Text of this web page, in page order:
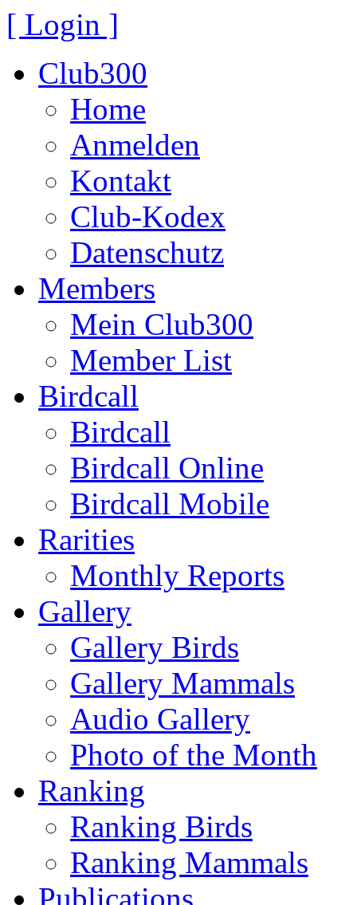
[ Login ]
Club300
Home
Anmelden
Kontakt
Club-Kodex
Datenschutz
Members
Mein Club300
Member List
Birdcall
Birdcall
Birdcall Online
Birdcall Mobile
Rarities
Monthly Reports
Gallery
Gallery Birds
Gallery Mammals
Audio Gallery
Photo of the Month
Ranking
Ranking Birds
Ranking Mammals